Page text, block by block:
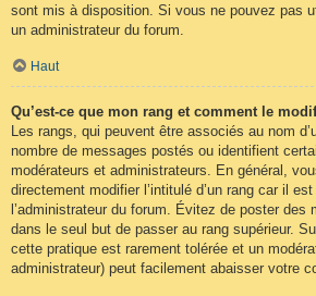
sont mis à disposition. Si vous ne pouvez pas
un administrateur du forum.
Haut
Qu’est-ce que mon rang et comment le
Les rangs, qui peuvent être associés au nom
nombre de messages postés ou identifient
modérateurs et administrateurs. En général,
directement modifier l’intitulé d’un rang car il
l’administrateur du forum. Évitez de poster des
dans le seul but de passer au rang supérieur.
cette pratique est rarement tolérée et un
administrateur) peut facilement abaisser votre